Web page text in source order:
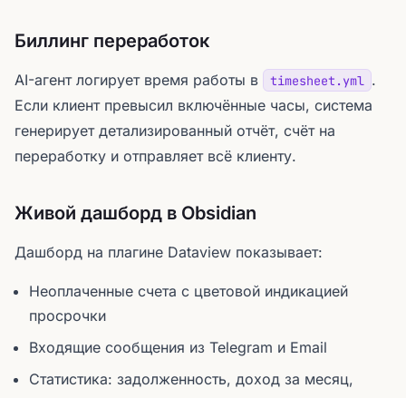
Биллинг переработок
AI-агент логирует время работы в timesheet.yml
.
Если клиент превысил включённые часы, система
генерирует детализированный отчёт, счёт на
переработку и отправляет всё клиенту.
Живой дашборд в Obsidian
Дашборд на плагине Dataview показывает:
Неоплаченные счета с цветовой индикацией
просрочки
Входящие сообщения из Telegram и Email
Статистика: задолженность, доход за месяц,